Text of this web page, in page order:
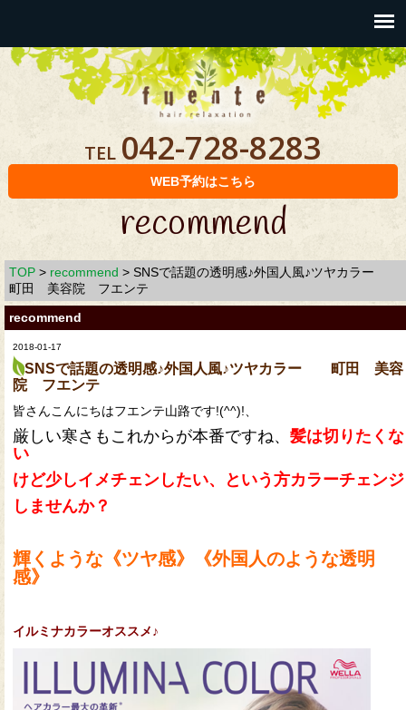
TEL 042-728-8283
WEB予約はこちら
recommend
TOP > recommend > SNSで話題の透明感♪外国人風♪ツヤカラー
町田 美容院 フエンテ
recommend
2018-01-17
SNSで話題の透明感♪外国人風♪ツヤカラー 町田 美容
院 フエンテ
皆さんこんにちはフエンテ山路です!(^^)!、
厳しい寒さもこれからが本番ですね、 髪は切りたくな
い
けど少しイメチェンしたい、という方カラーチェンジ
しませんか？
輝くような《ツヤ感》《外国人のような透明
感》
イルミナカラーオススメ♪